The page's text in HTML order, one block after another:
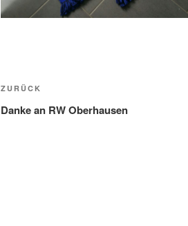
Beitragsnavigation
Vorheriger
Beitrag
ZURÜCK
Danke an RW Oberhausen